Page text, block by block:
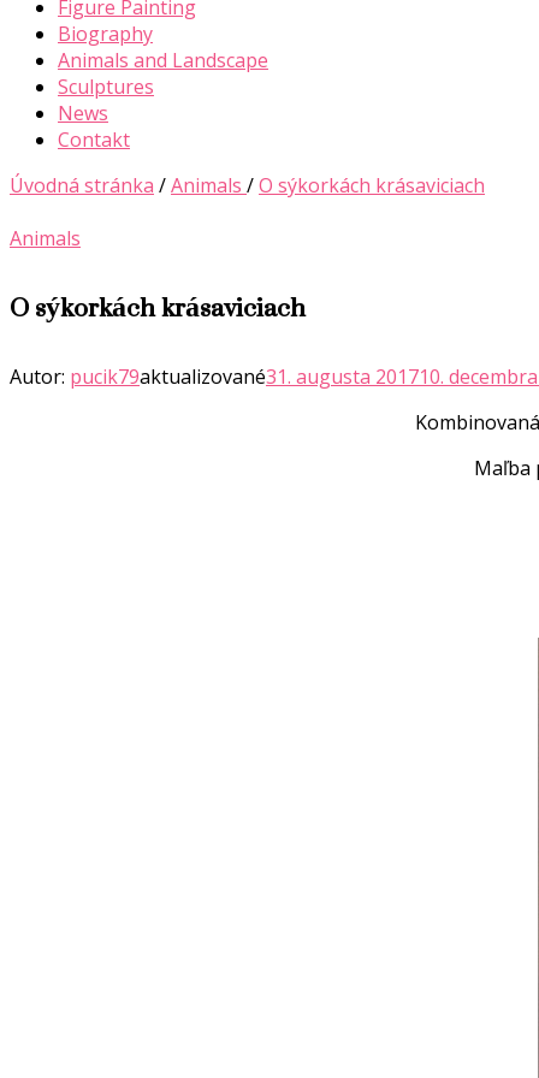
Figure Painting
Biography
Animals and Landscape
Sculptures
News
Contakt
Úvodná stránka /Animals /O sýkorkách krásaviciach
Animals
O sýkorkách krásaviciach
Autor: pucik79aktualizované31. augusta 201710.
Maľba